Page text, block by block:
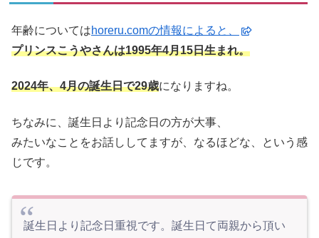
年齢についてはhoreru.comの情報によると、
プリンスこうやさんは1995年4月15日生まれ。
2024年、4月の誕生日で29歳になりますね。
ちなみに、誕生日より記念日の方が大事、
みたいなことをお話ししてますが、なるほどな、という感
じです。
誕生日より記念日重視です。誕生日て両親から頂い